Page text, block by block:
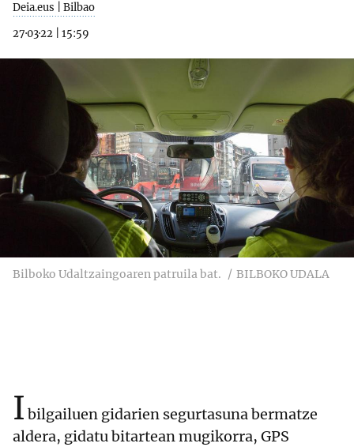
Deia.eus | Bilbao
27·03·22
15:59
Bilboko Udaltzaingoaren patruila bat. BILBOKO UDALA
I bilgailuen gidarien segurtasuna bermatze
aldera, gidatu bitartean mugikorra, GPS